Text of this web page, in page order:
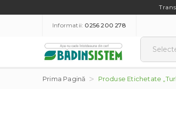
Informatii: 0256 200 278
Prima Pagină Produse Etichetate